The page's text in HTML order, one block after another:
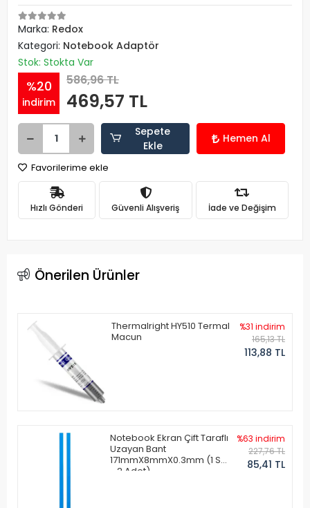
Marka: Redox
Kategori: Notebook Adaptör
Stok: Stokta Var
%20
indirim
586,96 TL
469,57 TL
Sepete
Ekle
Hemen Al
Favorilerime ekle
Hızlı Gönderi Güvenli Alışveriş İade ve Değişim
Önerilen Ürünler
Thermalright HY510 Termal
Macun
%31 indirim
165,13 TL
113,88 TL
Notebook Ekran Çift Taraflı
Uzayan Bant
171mmX8mmX0.3mm (1 Set
- 2 Adet)
%63 indirim
227,76 TL
85,41 TL